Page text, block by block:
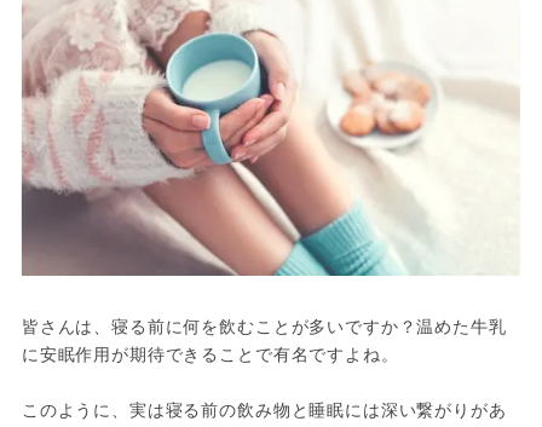
皆さんは、寝る前に何を飲むことが多いですか？温めた牛乳
に安眠作用が期待できることで有名ですよね。
このように、実は寝る前の飲み物と睡眠には深い繋がりがあ